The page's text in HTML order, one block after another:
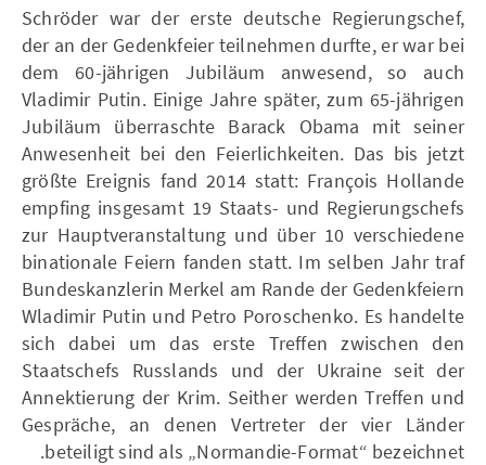
Schröder war der erste deutsche Regierungschef,
der an der Gedenkfeier teilnehmen durfte, er war bei
dem 60-jährigen Jubiläum anwesend, so auch
Vladimir Putin. Einige Jahre später, zum 65-jährigen
Jubiläum überraschte Barack Obama mit seiner
Anwesenheit bei den Feierlichkeiten. Das bis jetzt
größte Ereignis fand 2014 statt: François Hollande
empfing insgesamt 19 Staats- und Regierungschefs
zur Hauptveranstaltung und über 10 verschiedene
binationale Feiern fanden statt. Im selben Jahr traf
Bundeskanzlerin Merkel am Rande der Gedenkfeiern
Wladimir Putin und Petro Poroschenko. Es handelte
sich dabei um das erste Treffen zwischen den
Staatschefs Russlands und der Ukraine seit der
Annektierung der Krim. Seither werden Treffen und
Gespräche, an denen Vertreter der vier Länder
beteiligt sind als „Normandie-Format“ bezeichnet.